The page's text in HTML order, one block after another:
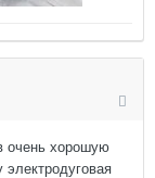
очень хорошую